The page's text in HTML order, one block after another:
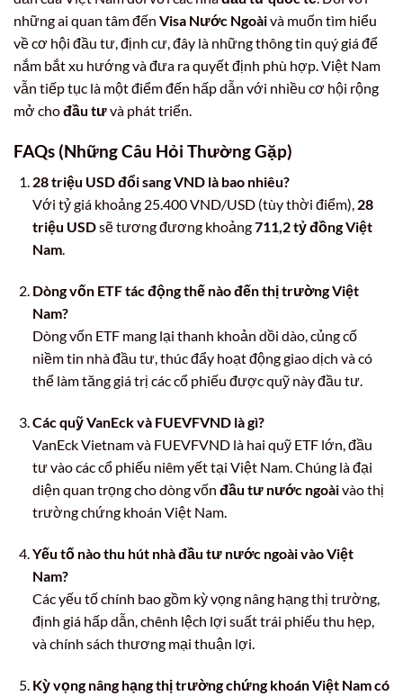
những ai quan tâm đến Visa Nước Ngoàivà muốn tìm hiểu
về cơ hội đầu tư, định cư, đây là những thông tin quý giá để
nắm bắt xu hướng và đưa ra quyết định phù hợp. Việt Nam
vẫn tiếp tục là một điểm đến hấp dẫn với nhiều cơ hội rộng
mở chođầu tưvà phát triển.
FAQs (Những Câu Hỏi Thường Gặp)
28 triệu USD đổi sang VND là bao nhiêu?
Với tỷ giá khoảng 25.400 VND/USD (tùy thời điểm), 28
triệu USDsẽ tương đương khoảng711,2 tỷ đồng Việt
Nam.
Dòng vốn ETF tác động thế nào đến thị trường Việt
Nam?
Dòng vốn ETF mang lại thanh khoản dồi dào, củng cố
niềm tin nhà đầu tư, thúc đẩy hoạt động giao dịch và có
thể làm tăng giá trị các cổ phiếu được quỹ này đầu tư.
Các quỹ VanEck và FUEVFVND là gì?
VanEck Vietnam và FUEVFVND là hai quỹ ETF lớn, đầu
tư vào các cổ phiếu niêm yết tại Việt Nam. Chúng là đại
diện quan trọng cho dòng vốn đầu tư nước ngoàivào thị
trường chứng khoán Việt Nam.
Yếu tố nào thu hút nhà đầu tư nước ngoài vào Việt
Nam?
Các yếu tố chính bao gồm kỳ vọng nâng hạng thị trường,
định giá hấp dẫn, chênh lệch lợi suất trái phiếu thu hẹp,
và chính sách thương mại thuận lợi.
Kỳ vọng nâng hạng thị trường chứng khoán Việt Nam có